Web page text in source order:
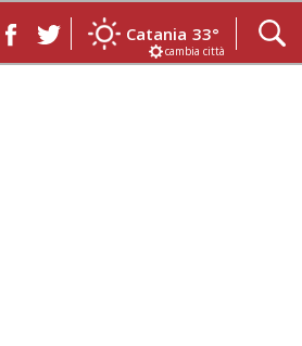
Catania 33°
cambia città